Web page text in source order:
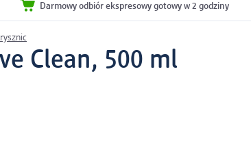
Darmowy odbiór ekspresowy gotowy w 2 godziny
Clean, 500 ml